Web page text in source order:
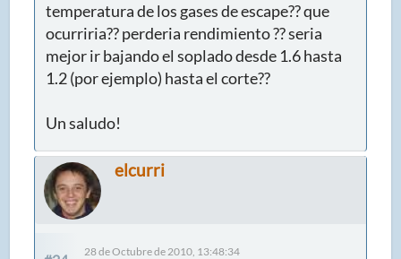
temperatura de los gases de escape?? que
ocurriria?? perderia rendimiento ?? seria
mejor ir bajando el soplado desde 1.6 hasta
1.2 (por ejemplo) hasta el corte??
Un saludo!
elcurri
28 de Octubre de 2010, 13:48:34